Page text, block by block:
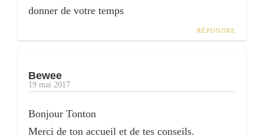
donner de votre temps
RÉPONDRE
Bewee
19 mai 2017
Bonjour Tonton
Merci de ton accueil et de tes conseils.